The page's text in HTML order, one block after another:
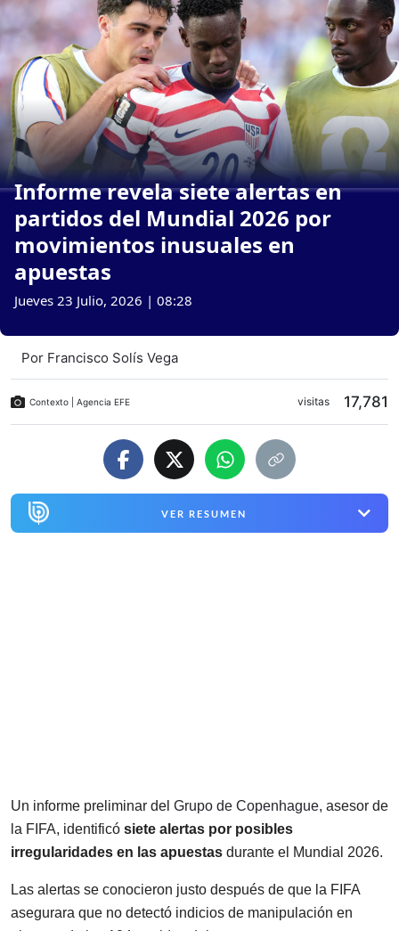
Informe revela siete alertas en
partidos del Mundial 2026 por
movimientos inusuales en
apuestas
Jueves 23 Julio, 2026 | 08:28
Por Francisco Solís Vega
Contexto | Agencia EFE visitas 17,781
VER RESUMEN
Un informe preliminar del Grupo de Copenhague, asesor de
la FIFA, identificó siete alertas por posibles
irregularidades en las apuestas durante el Mundial 2026.
Las alertas se conocieron justo después de que la FIFA
asegurara que no detectó indicios de manipulación en